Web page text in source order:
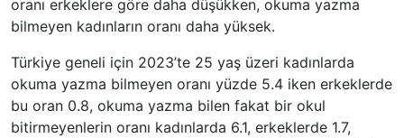
oranı erkeklere göre daha düşükken, okuma yazma
bilmeyen kadınların oranı daha yüksek.
Türkiye geneli için 2023’te 25 yaş üzeri kadınlarda
okuma yazma bilmeyen oranı yüzde 5.4 iken erkeklerde
bu oran 0.8, okuma yazma bilen fakat bir okul
bitirmeyenlerin oranı kadınlarda 6.1, erkeklerde 1.7,